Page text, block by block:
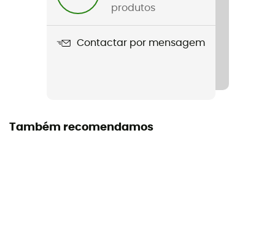
produtos
Contactar por mensagem
Também recomendamos